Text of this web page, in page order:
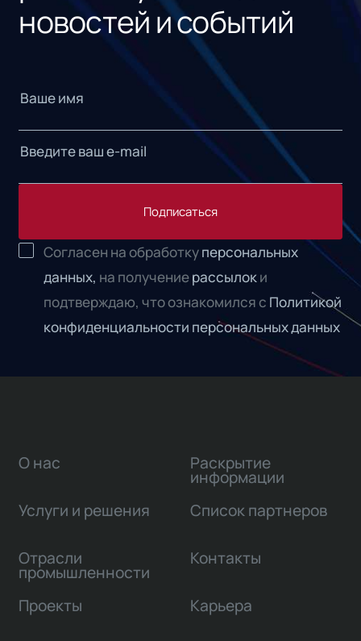
новостей и событий
Подписаться
Согласен на обработкуперсональных
данных, на получениерассылоки
подтверждаю, что ознакомился с Политикой
конфиденциальности персональных данных
О нас
Услуги и решения
Отрасли
промышленности
Проекты
Раскрытие
информации
Список партнеров
Контакты
Карьера